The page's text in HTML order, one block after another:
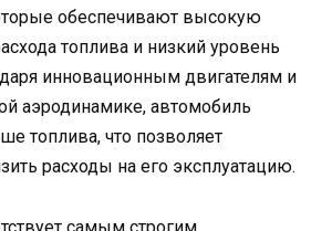
обеспечивают высокую
топлива и низкий уровень
инновационным двигателям и
аэродинамике, автомобиль
топлива, что позволяет
расходы на его эксплуатацию.
самым строгим